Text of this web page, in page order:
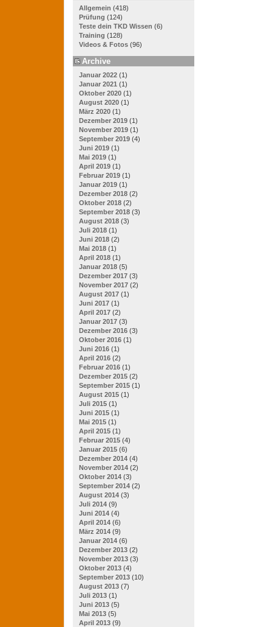
Allgemein (418)
Prüfung (124)
Teste dein TKD Wissen (6)
Training (128)
Videos & Fotos (96)
Archive
Januar 2022 (1)
Januar 2021 (1)
Oktober 2020 (1)
August 2020 (1)
März 2020 (1)
Dezember 2019 (1)
November 2019 (1)
September 2019 (4)
Juni 2019 (1)
Mai 2019 (1)
April 2019 (1)
Februar 2019 (1)
Januar 2019 (1)
Dezember 2018 (2)
Oktober 2018 (2)
September 2018 (3)
August 2018 (3)
Juli 2018 (1)
Juni 2018 (2)
Mai 2018 (1)
April 2018 (1)
Januar 2018 (5)
Dezember 2017 (3)
November 2017 (2)
August 2017 (1)
Juni 2017 (1)
April 2017 (2)
Januar 2017 (3)
Dezember 2016 (3)
Oktober 2016 (1)
Juni 2016 (1)
April 2016 (2)
Februar 2016 (1)
Dezember 2015 (2)
September 2015 (1)
August 2015 (1)
Juli 2015 (1)
Juni 2015 (1)
Mai 2015 (1)
April 2015 (1)
Februar 2015 (4)
Januar 2015 (6)
Dezember 2014 (4)
November 2014 (2)
Oktober 2014 (3)
September 2014 (2)
August 2014 (3)
Juli 2014 (9)
Juni 2014 (4)
April 2014 (6)
März 2014 (9)
Januar 2014 (6)
Dezember 2013 (2)
November 2013 (3)
Oktober 2013 (4)
September 2013 (10)
August 2013 (7)
Juli 2013 (1)
Juni 2013 (5)
Mai 2013 (5)
April 2013 (9)